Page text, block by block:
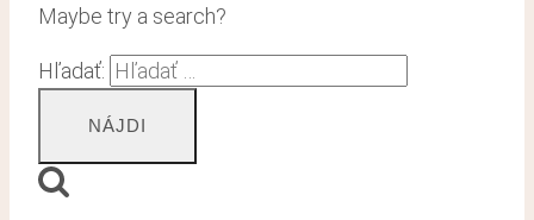
Maybe try a search?
Hľadať: